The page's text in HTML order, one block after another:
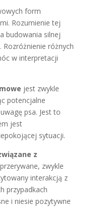
form
Rozumienie tej
budowania silnej
różnych
w interpretacji
jest zwykle
potencjalne
psa. Jest to
jest
sytuacji.
z
zwykle
interakcją z
przypadkach
i niesie pozytywne